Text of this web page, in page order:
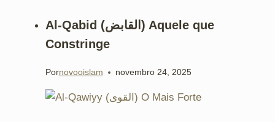
Al-Qabid (القابض) Aquele que
Constringe
Pornovooislam novembro 24, 2025